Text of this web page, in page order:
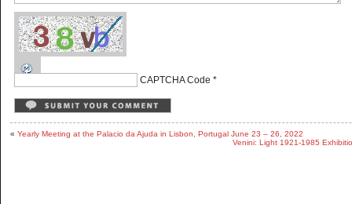
CAPTCHA Code *
« Yearly Meeting at the Palacio da Ajuda in Lisbon, Portugal June 23 – 26, 2022
Venini: Light 1921-1985